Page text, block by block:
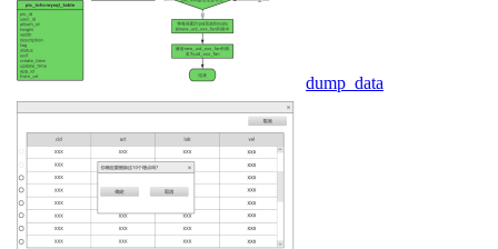
dump_data